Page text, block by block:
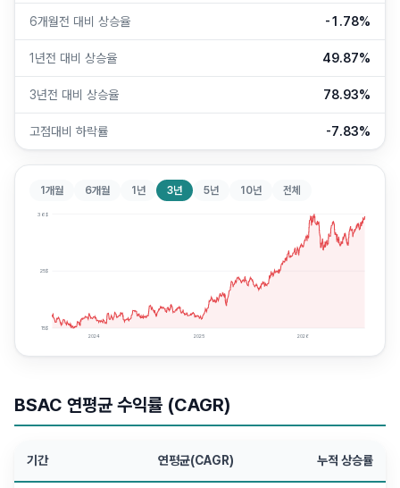
6개월전 대비 상승율 -1.78%
1년전 대비 상승율 49.87%
3년전 대비 상승율 78.93%
고점대비 하락률 -7.83%
1개월 6개월 1년 3년 5년 10년 전체
36$
25$
15$
2024 2025 2026
BSAC 연평균 수익률 (CAGR)
기간 연평균(CAGR) 누적 상승률